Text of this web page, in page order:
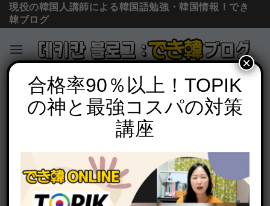
Skip
content
現役の韓国人講師による韓国語勉強・韓国情報！でき
韓ブログ
単語の意味と使い方
쓰다(スダ)の8つの意味と発音、へヨ体な
ど活用、様々な使い方を例文で一挙解説
POSTED ON2020年9月29日 BYでき韓 パク先生
合格率90％以上！TOPIK
の神と最強コスパの対策
講座
×